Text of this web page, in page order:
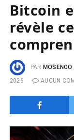
Bitcoin
révèle
PAR MOSENGO
2026
AUCUN